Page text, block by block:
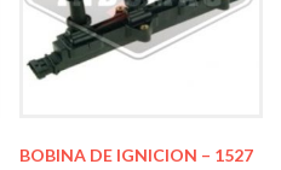
BOBINA DE IGNICION – 1527